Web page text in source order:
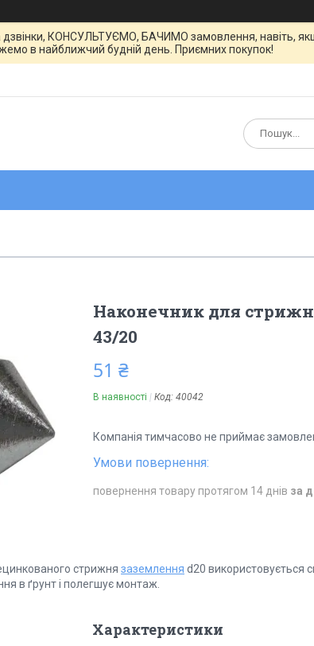
КОНСУЛЬТУЄМО, БАЧИМО замовлення, навіть,
в найближчий будній день. Приємних покупок!
Наконечник для
43/20
51 ₴
В наявності Код: 40042
Компанія тимчасово не приймає
повернення товару протягом 14 днів за
стрижня заземлення d20 використовується
в ґрунт і полегшує монтаж.
Характеристики